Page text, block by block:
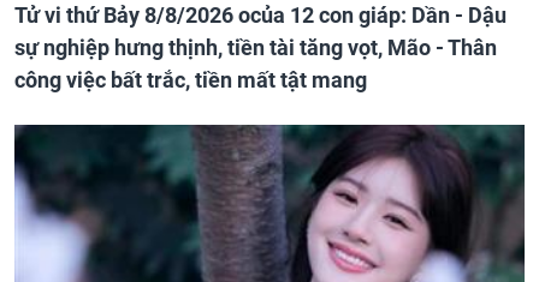
Tử vi thứ Bảy 8/8/2026 ocủa 12 con giáp: Dần - Dậu
sự nghiệp hưng thịnh, tiền tài tăng vọt, Mão - Thân
công việc bất trắc, tiền mất tật mang